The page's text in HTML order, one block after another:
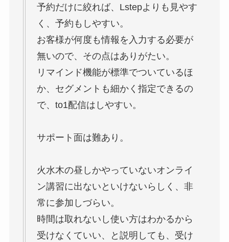
予約だけに絞れば、Lstepよりも見やす
く、予約もしやすい。
お客様が何度も情報を入力する必要が
無いので、その点はありがたい。
リマインド機能が標準でついているほ
か、セグメントも細かく指定できるの
で、to1配信はしやすい。
サポート面は難あり。
火水木の昼しかやっていないオンライ
ン講習に出ないといけないらしく、非
常に参加しづらい。
時間は取れないし使い方はわかるから
受けなくていい、と説明しても、受け